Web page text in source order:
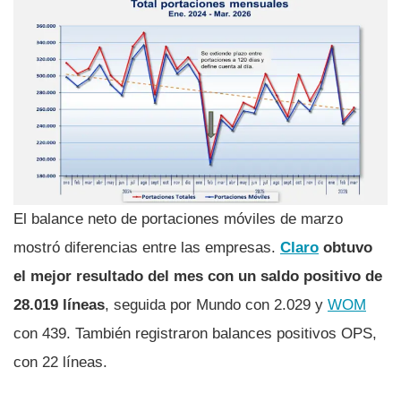
El balance neto de portaciones móviles de marzo
mostró diferencias entre las empresas. Claro obtuvo
el mejor resultado del mes con un saldo positivo de
28.019 líneas, seguida por Mundo con 2.029 y WOM
con 439. También registraron balances positivos OPS,
con 22 líneas.